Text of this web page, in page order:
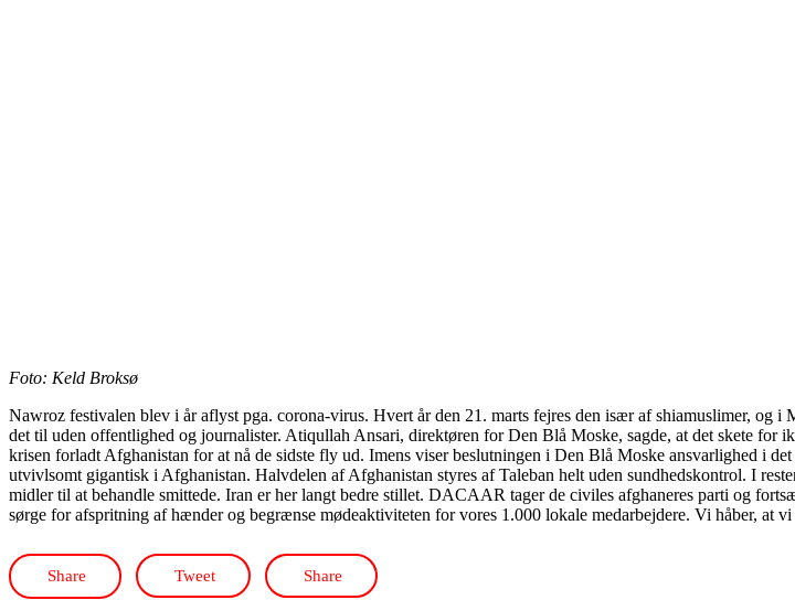
Foto: Keld Broksø
Nawroz festivalen blev i år aflyst pga. corona-virus. Hvert år den 21. marts fejres den især af shiamuslimer,
det til uden offentlighed og journalister. Atiqullah Ansari, direktøren for Den Blå Moske, sagde, at det skete for
krisen forladt Afghanistan for at nå de sidste fly ud. Imens viser beslutningen i Den Blå Moske ansvarlighed i
utvivlsomt gigantisk i Afghanistan. Halvdelen af Afghanistan styres af Taleban helt uden sundhedskontrol. I
midler til at behandle smittede. Iran er her langt bedre stillet. DACAAR tager de civiles afghaneres parti og
sørge for afspritning af hænder og begrænse mødeaktiviteten for vores 1.000 lokale medarbejdere. Vi håber, at
Share Tweet Share